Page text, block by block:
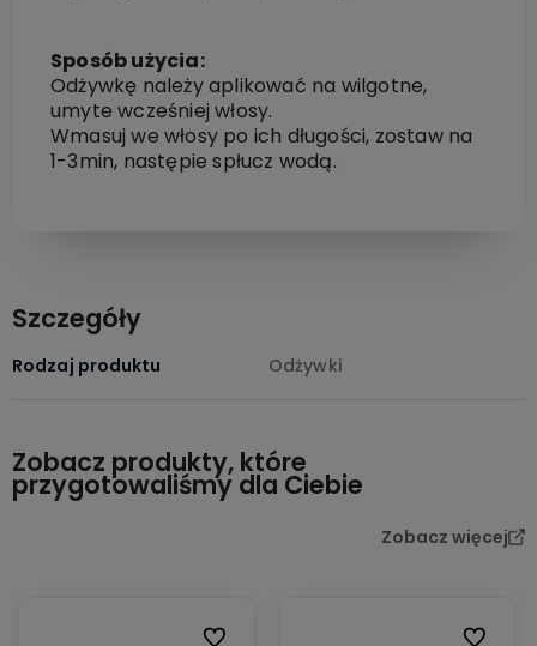
Sposób użycia:
Odżywkę należy aplikować na wilgotne,
umyte wcześniej włosy.
Wmasuj we włosy po ich długości, zostaw na
1-3min, następie spłucz wodą.
Szczegóły
Rodzaj produktu Odżywki
Zobacz produkty, które
przygotowaliśmy dla Ciebie
Zobacz więcej
Do ulubionych Do